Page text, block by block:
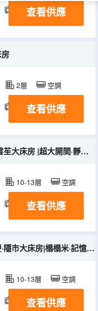
電視機
查看供應
2層 空調
電視機
查看供應
觀音橋·雲苼大床房 |超大開間·靜謐好眠·開闊城景
10-13層 空調
電視機
查看供應
我在重慶·隱市大床房|榻榻米·記憶床墊·城市夜景
10-13層 空調
電視機
查看供應